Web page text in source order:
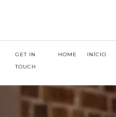
GET IN
TOUCH
HOME INÍCIO